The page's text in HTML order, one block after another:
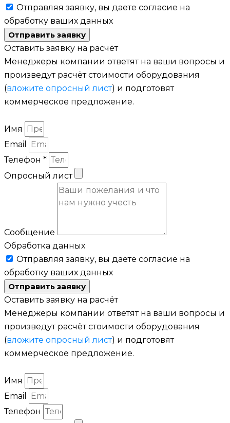
Отправляя заявку, вы даете согласие на
обработку ваших данных
Отправить заявку
Оставить заявку на расчёт
Менеджеры компании ответят на ваши вопросы и
произведут расчёт стоимости оборудования
(вложите опросный лист) и подготовят
коммерческое предложение.
Имя
Email
Телефон *
Опросный лист
Сообщение
Обработка данных
Отправляя заявку, вы даете согласие на
обработку ваших данных
Отправить заявку
Оставить заявку на расчёт
Менеджеры компании ответят на ваши вопросы и
произведут расчёт стоимости оборудования
(вложите опросный лист) и подготовят
коммерческое предложение.
Имя
Email
Телефон